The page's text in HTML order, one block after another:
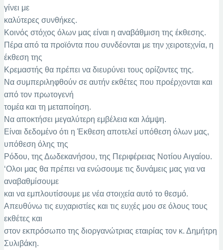
γίνει με
καλύτερες συνθήκες.
Κοινός στόχος όλων μας είναι η αναβάθμιση της έκθεσης.
Πέρα από τα προϊόντα που συνδέονται με την χειροτεχνία, η
έκθεση της
Κρεμαστής θα πρέπει να διευρύνει τους ορίζοντες της.
Να συμπεριληφθούν σε αυτήν εκθέτες που προέρχονται και
από τον πρωτογενή
τομέα και τη μεταποίηση.
Να αποκτήσει μεγαλύτερη εμβέλεια και λάμψη.
Είναι δεδομένο ότι η Έκθεση αποτελεί υπόθεση όλων μας,
υπόθεση όλης της
Ρόδου, της Δωδεκανήσου, της Περιφέρειας Νοτίου Αιγαίου.
‘Ολοι μας θα πρέπει να ενώσουμε τις δυνάμεις μας για να
αναβαθμίσουμε
και να εμπλουτίσουμε με νέα στοιχεία αυτό το θεσμό.
Απευθύνω τις ευχαριστίες και τις ευχές μου σε όλους τους
εκθέτες και
στον εκπρόσωπο της διοργανώτριας εταιρίας τον κ. Δημήτρη
Συλιβάκη.